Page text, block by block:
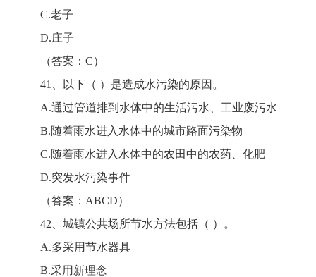
C.老子
D.庄子
（答案：C）
41、以下（ ）是造成水污染的原因。
A.通过管道排到水体中的生活污水、工业废污水
B.随着雨水进入水体中的城市路面污染物
C.随着雨水进入水体中的农田中的农药、化肥
D.突发水污染事件
（答案：ABCD）
42、城镇公共场所节水方法包括（ ）。
A.多采用节水器具
B.采用新理念